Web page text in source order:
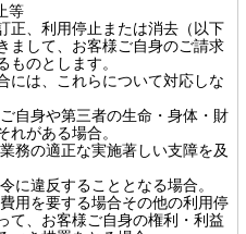
等
正、利用停止または消去（以下
まして、お客様ご自身のご請求
ものとします。
には、これらについて対応しな
自身や第三者の生命・身体・財
れがある場合。
務の適正な実施著しい支障を及
に違反することとなる場合。
用を要する場合その他の利用停
て、お客様ご自身の権利・利益